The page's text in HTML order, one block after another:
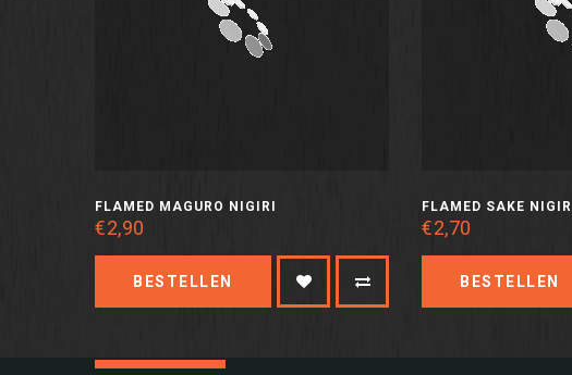
FLAMED MAGURO NIGIRI
€2,90
BESTELLEN
FLAMED SAKE NIGIRI
€2,70
BESTELLEN